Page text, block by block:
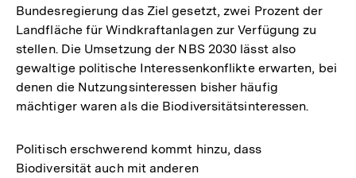
Bundesregierung das Ziel gesetzt, zwei Prozent der
Landfläche für Windkraftanlagen zur Verfügung zu
stellen. Die Umsetzung der NBS 2030 lässt also
gewaltige politische Interessenkonflikte erwarten, bei
denen die Nutzungsinteressen bisher häufig
mächtiger waren als die Biodiversitätsinteressen.
Politisch erschwerend kommt hinzu, dass
Biodiversität auch mit anderen